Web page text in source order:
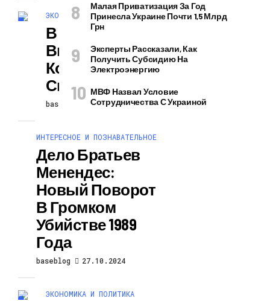
ЭКОНОМИКА И ПОЛИТИКА
В Украине
Выросло
Количество ІТ-
Специалистов
baseblog 27.10.2024
ИНТЕРЕСНОЕ И ПОЗНАВАТЕЛЬНОЕ
Дело Братьев
Менендес:
Новый Поворот
В Громком
Убийстве 1989
Года
baseblog 27.10.2024
ЭКОНОМИКА И ПОЛИТИКА
Малая Приватизация За Год
Принесла Украине Почти 1,5 Млрд
Грн
Эксперты Рассказали, Как
Получить Субсидию На
Электроэнергию
МВФ Назвал Условие
Сотрудничества С Украиной